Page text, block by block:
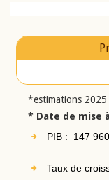
*estimations 2025
* Date de mise
PIB : 147
Taux de